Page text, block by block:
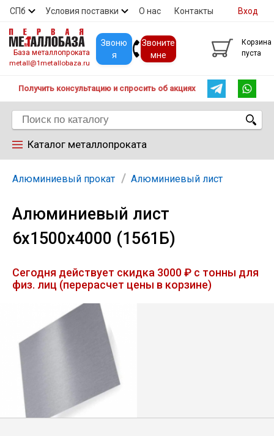
СПб Условия поставки О нас Контакты
Скидки Прайс Покупателям
Вход
База металлопроката
metall@1metallobaza.ru
Звоню
я
Звоните
мне
Корзина
пуста
Получить консультацию и спросить об акциях
Каталог металлопроката
Арматура
Труба профильная
Лист
Швеллер
Алюминиевый прокат Алюминиевый лист
Алюминиевый лист
6х1500х4000 (1561Б)
Сегодня действует скидка 3000 ₽ с тонны для
физ. лиц (перерасчет цены в корзине)